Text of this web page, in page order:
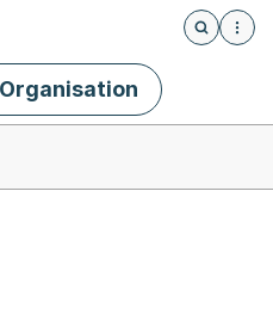
Öffnet
Organisation